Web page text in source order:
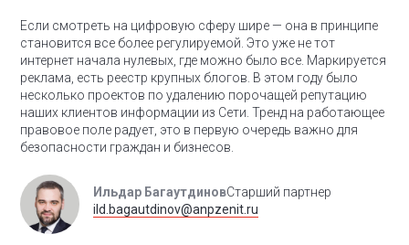
Если смотреть на цифровую сферу шире — она в принципе
становится все более регулируемой. Это уже не тот
интернет начала нулевых, где можно было все. Маркируется
реклама, есть реестр крупных блогов. В этом году было
несколько проектов по удалению порочащей репутацию
наших клиентов информации из Сети. Тренд на работающее
правовое поле радует, это в первую очередь важно для
безопасности граждан и бизнесов.
Ильдар БагаутдиновСтарший партнер
ild.bagautdinov@anpzenit.ru